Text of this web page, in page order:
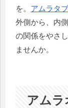
を。 アムラタ
外側から、内
の関係をやさ
ませんか。
アム